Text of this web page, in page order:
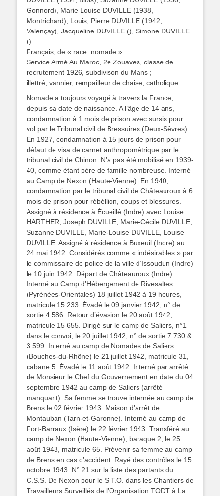
Gonnord), Marie Louise DUVILLE (1938,
Montrichard), Louis, Pierre DUVILLE (1942,
Valençay), Jacqueline DUVILLE (), Simone DUVILLE
()
Français, de « race: nomade ».
Service Armé Au Maroc, 2e Zouaves, classe de
recrutement 1926, subdivison du Mans ;
illettré, vannier, rempailleur de chaise, catholique.
Nomade a toujours voyagé à travers la France,
depuis sa date de naissance. A l’âge de 14 ans,
condamnation à 1 mois de prison avec sursis pour
vol par le Tribunal civil de Bressuires (Deux-Sêvres).
En 1927, condamnation à 15 jours de prison pour
défaut de visa de carnet anthropométrique par le
tribunal civil de Chinon. N’a pas été mobilisé en 1939-
40, comme étant père de famille nombreuse. Interné
au Camp de Nexon (Haute-Vienne). En 1940,
condamnation par le tribunal civil de Châteauroux à 6
mois de prison pour rébéllion, coups et blessures.
Assigné à résidence à Écueillé (Indre) avec Louise
HARTHER, Joseph DUVILLE, Marie-Cécile DUVILLE,
Suzanne DUVILLE, Marie-Louise DUVILLE, Louise
DUVILLE. Assigné à résidence à Buxeuil (Indre) au
24 mai 1942. Considérés comme « indésirables » par
le commissaire de police de la ville d’Issoudun (Indre)
le 10 juin 1942. Départ de Châteauroux (Indre)
Interné au Camp d’Hébergement de Rivesaltes
(Pyrénées-Orientales) 18 juillet 1942 à 19 heures,
matricule 15 233. Évadé le 09 janvier 1942, n° de
sortie 4 586. Retour d’évasion le 20 août 1942,
matricule 15 655. Dirigé sur le camp de Saliers, n°1
dans le convoi, le 20 juillet 1942, n° de sortie 7 730 &
3 599. Interné au camp de Nomades de Saliers
(Bouches-du-Rhône) le 21 juillet 1942, matricule 31,
cabane 5. Évadé le 11 août 1942. Interné par arrêté
de Monsieur le Chef du Gouvernement en date du 04
septembre 1942 au camp de Saliers (arrêté
manquant). Sa femme se trouve internée au camp de
Brens le 02 février 1943. Maison d’arrêt de
Montauban (Tarn-et-Garonne). Interné au camp de
Fort-Barraux (Isère) le 22 février 1943. Transféré au
camp de Nexon (Haute-Vienne), baraque 2, le 25
août 1943, matricule 65. Prévenir sa femme au camp
de Brens en cas d’accident. Rayé des contrôles le 15
octobre 1943. N° 21 sur la liste des partants du
C.S.S. De Nexon pour le S.T.O. dans les Chantiers de
Travailleurs Surveillés de l’Organisation TODT à La